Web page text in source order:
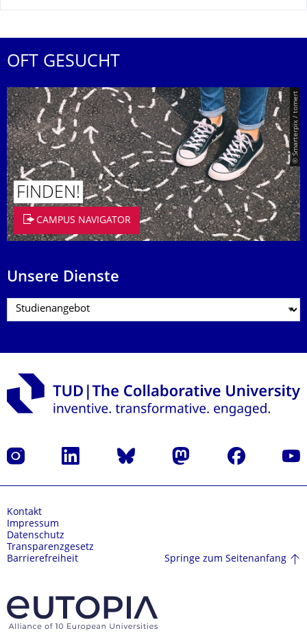
OFT GESUCHT
© Smarterpix / tomert
FINDEN!
CAMPUS NAVIGATOR
Unsere Dienste
Instagram LinkedIn Bluesky Mastodon Facebook
Kontakt
Impressum
Datenschutz
Transparenzgesetz
Barrierefreiheit
Springe zum Seitenanfang